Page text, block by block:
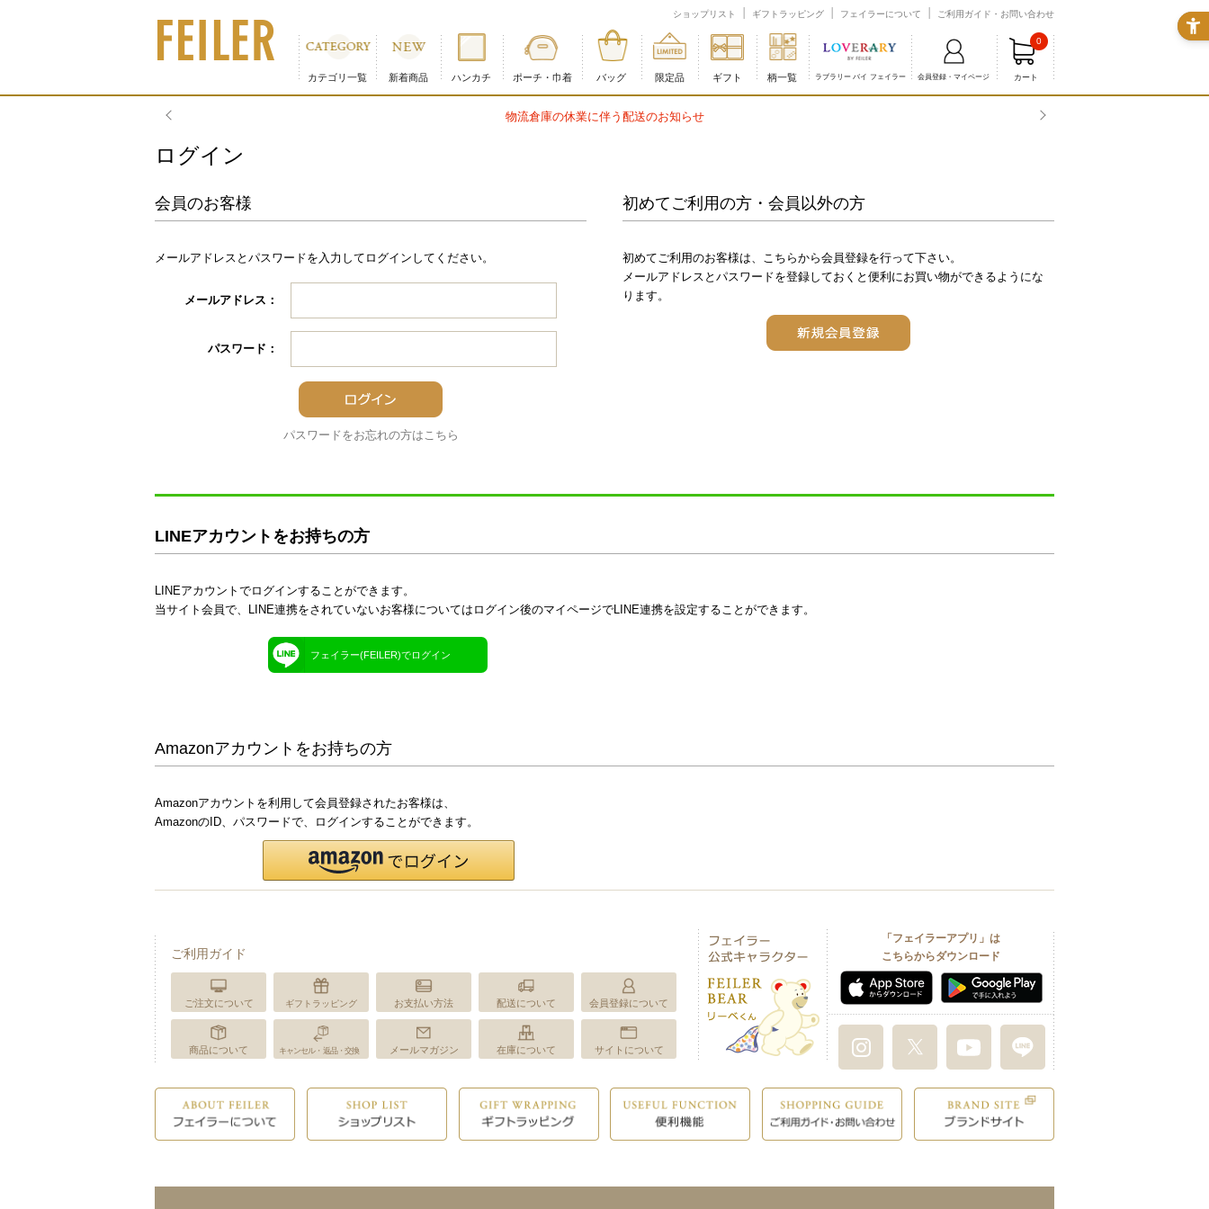
ショップリスト ギフトラッピング フェイラーについて ご利用ガイド・お問い合わせ
カテゴリ一覧 新着商品 ハンカチ ポーチ・巾着 バッグ 限定品 ギフト 柄一覧 ラブラリー バイ フェイラー 会員登録・マイページ カート
0
ログイン
会員のお客様
メールアドレスとパスワードを入力してログインしてください。
メールアドレス：
パスワード：
パスワードをお忘れの方はこちら
初めてご利用の方・会員以外の方
初めてご利用のお客様は、こちらから会員登録を行って下さい。
メールアドレスとパスワードを登録しておくと便利にお買い物ができるようにな
ります。
LINEアカウントをお持ちの方
LINEアカウントでログインすることができます。
当サイト会員で、LINE連携をされていないお客様についてはログイン後のマイページでLINE連携を設定することができます。
フェイラー(FEILER)でログイン
Amazonアカウントをお持ちの方
Amazonアカウントを利用して会員登録されたお客様は、
AmazonのID、パスワードで、ログインすることができます。
ご利用ガイド
ご注文について ギフトラッピング お支払い方法 配送について 会員登録について
商品について キャンセル・返品・交換 メールマガジン 在庫について サイトについて
「フェイラーアプリ」は
こちらからダウンロード